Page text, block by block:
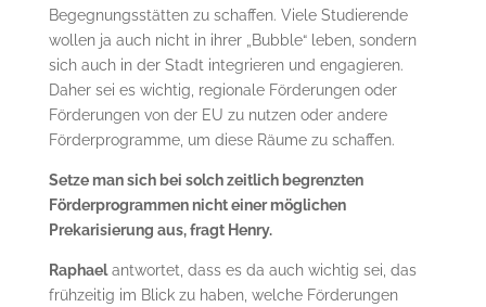
Begegnungsstätten zu schaffen. Viele Studierende
wollen ja auch nicht in ihrer „Bubble“ leben, sondern
sich auch in der Stadt integrieren und engagieren.
Daher sei es wichtig, regionale Förderungen oder
Förderungen von der EU zu nutzen oder andere
Förderprogramme, um diese Räume zu schaffen.
Setze man sich bei solch zeitlich begrenzten
Förderprogrammen nicht einer möglichen
Prekarisierung aus, fragt Henry.
Raphaelantwortet, dass es da auch wichtig sei, das
frühzeitig im Blick zu haben, welche Förderungen